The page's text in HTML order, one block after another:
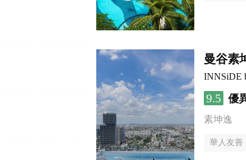
曼谷素
INNSiDE
9.5 優
素坤逸
華人友善